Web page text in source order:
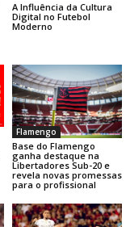
A Influência da Cultura
Digital no Futebol
Moderno
Flamengo
Base do Flamengo
ganha destaque na
Libertadores Sub-20 e
revela novas promessas
para o profissional